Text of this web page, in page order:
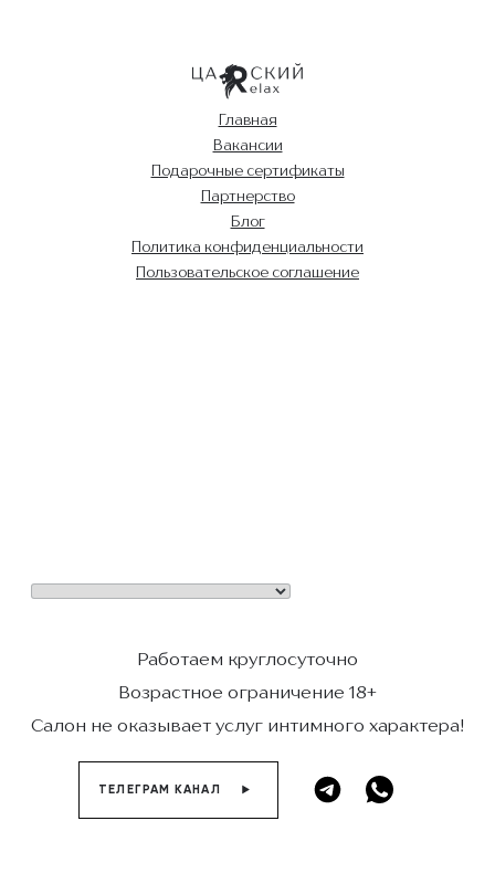
Главная
Вакансии
Подарочные сертификаты
Партнерство
Блог
Политика конфиденциальности
Пользовательское соглашение
Работаем круглосуточно
Возрастное ограничение 18+
Салон не оказывает услуг интимного характера!
ТЕЛЕГРАМ КАНАЛ